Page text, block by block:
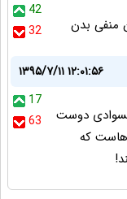
42
32
منفی بدن
۱۳۹۵/۷/۱۱ ۱۲:۰۱:۵۶
17
63
دوست
هاست که